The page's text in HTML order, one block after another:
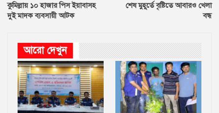
কুমিল্লায় ১০ হাজার পিস ইয়াবাসহ
দুই মাদক ব্যবসায়ী আটক
শেষ মুহূর্তে বৃষ্টিতে আবারও খেলা
বন্ধ
আরো দেখুন